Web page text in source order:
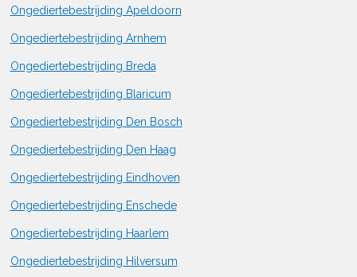
Ongediertebestrijding Apeldoorn
Ongediertebestrijding Arnhem
Ongediertebestrijding Breda
Ongediertebestrijding Blaricum
Ongediertebestrijding Den Bosch
Ongediertebestrijding Den Haag
Ongediertebestrijding Eindhoven
Ongediertebestrijding Enschede
Ongediertebestrijding Haarlem
Ongediertebestrijding Hilversum